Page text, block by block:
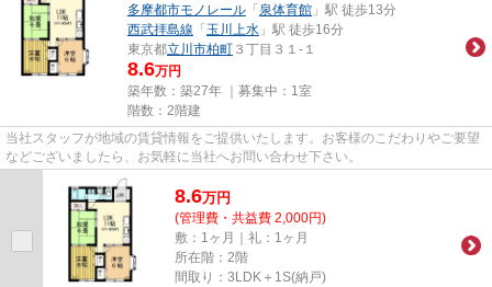
多摩都市モノレール 「 泉体育館 」駅 徒歩13分
西武拝島線 「 玉川上水 」駅 徒歩16分
東京都立川市柏町 ３丁目３１-１
8.6万円
築年数：築27年 ｜募集中： 1室
階数：2階建
当社スタッフが地域の賃貸情報をご提供いたします。お客様のこだわりやご要望
などございましたら、お気軽に当社へお問い合わせ下さい。
8.6万円
(管理費・共益費 2,000円)
敷：1ヶ月｜礼：1ヶ月
所在階：2階
間取り：3LDK＋1S(納戸)